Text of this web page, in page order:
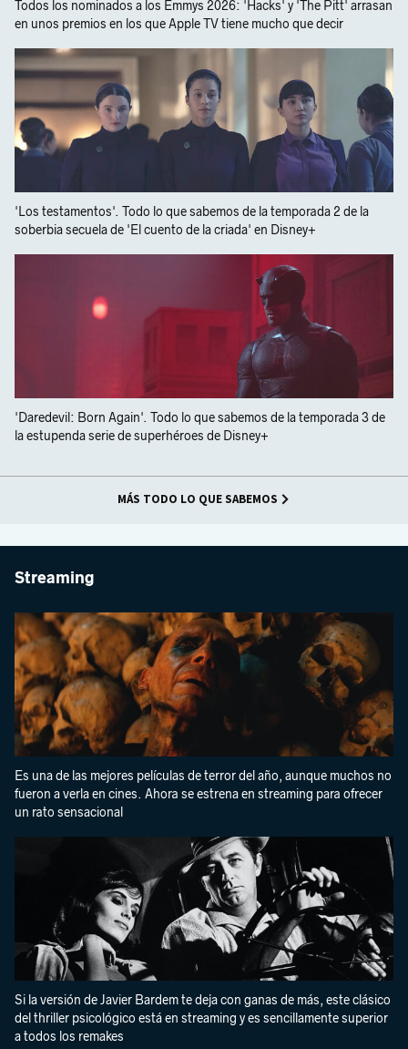
Todos los nominados a los Emmys 2026: 'Hacks' y 'The Pitt' arrasan
en unos premios en los que Apple TV tiene mucho que decir
'Los testamentos'. Todo lo que sabemos de la temporada 2 de la
soberbia secuela de 'El cuento de la criada' en Disney+
'Daredevil: Born Again'. Todo lo que sabemos de la temporada 3 de
la estupenda serie de superhéroes de Disney+
MÁS TODO LO QUE SABEMOS
Streaming
Es una de las mejores películas de terror del año, aunque muchos no
fueron a verla en cines. Ahora se estrena en streaming para ofrecer
un rato sensacional
Si la versión de Javier Bardem te deja con ganas de más, este clásico
del thriller psicológico está en streaming y es sencillamente superior
a todos los remakes